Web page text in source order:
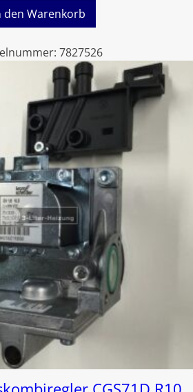
den Warenkorb
7827526